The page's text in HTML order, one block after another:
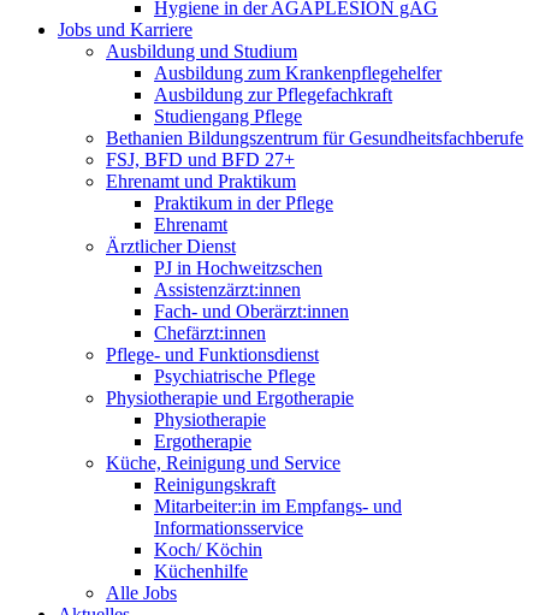
Hygiene in der AGAPLESION gAG
Jobs und Karriere
Ausbildung und Studium
Ausbildung zum Krankenpflegehelfer
Ausbildung zur Pflegefachkraft
Studiengang Pflege
Bethanien Bildungszentrum für Gesundheitsfachberufe
FSJ, BFD und BFD 27+
Ehrenamt und Praktikum
Praktikum in der Pflege
Ehrenamt
Ärztlicher Dienst
PJ in Hochweitzschen
Assistenzärzt:innen
Fach- und Oberärzt:innen
Chefärzt:innen
Pflege- und Funktionsdienst
Psychiatrische Pflege
Physiotherapie und Ergotherapie
Physiotherapie
Ergotherapie
Küche, Reinigung und Service
Reinigungskraft
Mitarbeiter:in im Empfangs- und
Informationsservice
Koch/ Köchin
Küchenhilfe
Alle Jobs